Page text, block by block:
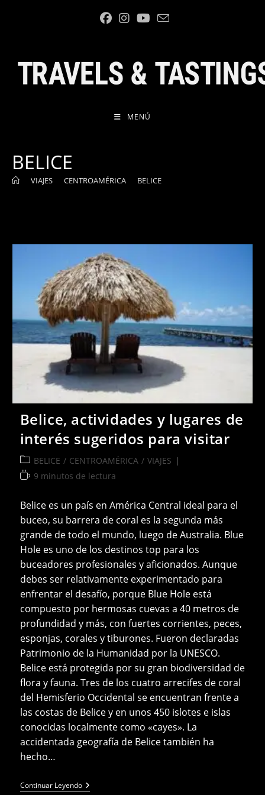
MENÚ
BELICE
VIAJES CENTROAMÉRICA BELICE
Belice, actividades y lugares de
interés sugeridos para visitar
Categoría
de
BELICE / CENTROAMÉRICA / VIAJES
Tiempo
lectura:
9 minutos de lectura
Belice es un país en América Central ideal para el
buceo, su barrera de coral es la segunda más
grande de todo el mundo, luego de Australia. Blue
Hole es uno de los destinos top para los
buceadores profesionales y aficionados. Aunque
debes ser relativamente experimentado para
enfrentar el desafío, porque Blue Hole está
compuesto por hermosas cuevas a 40 metros de
profundidad y más, con fuertes corrientes, peces,
esponjas, corales y tiburones. Fueron declaradas
Patrimonio de la Humanidad por la UNESCO.
Belice está protegida por su gran biodiversidad de
flora y fauna. Tres de los cuatro arrecifes de coral
del Hemisferio Occidental se encuentran frente a
las costas de Belice y en unos 450 islotes e islas
conocidas localmente como «cayes». La
accidentada geografía de Belice también ha
hecho…
Continuar LeyendoBelice,